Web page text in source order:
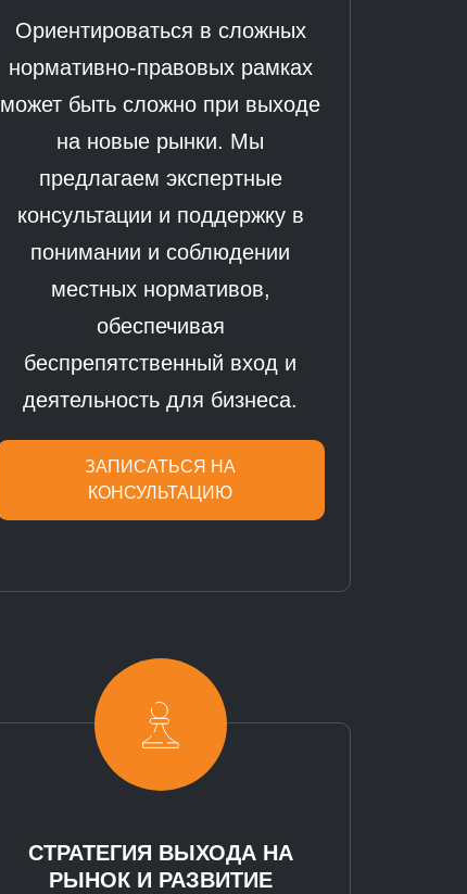
Ориентироваться в сложных
нормативно-правовых рамках
может быть сложно при выходе
на новые рынки. Мы
предлагаем экспертные
консультации и поддержку в
понимании и соблюдении
местных нормативов,
обеспечивая
беспрепятственный вход и
деятельность для бизнеса.
ЗАПИСАТЬСЯ НА
КОНСУЛЬТАЦИЮ
СТРАТЕГИЯ ВЫХОДА НА
РЫНОК И РАЗВИТИЕ